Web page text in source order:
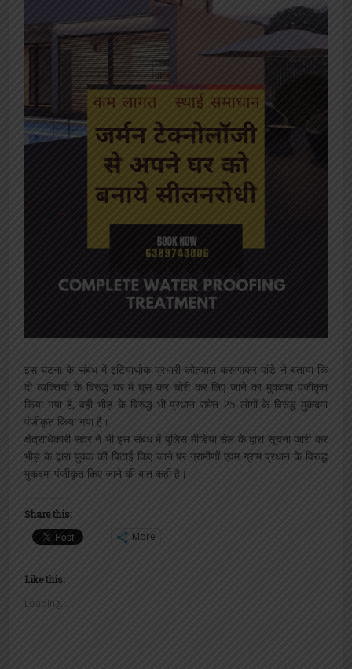
इस घटना के संबंध में इटियाथोक प्रभारी कोतवाल करुणाकर पांडे ने बताया कि
दो व्यक्तियों के विरुद्ध घर में घुस कर चोरी कर लिए जाने का मुकदमा पंजीकृत
किया गया है, वही भीड़ के विरुद्ध भी प्रधान समेत 25 लोगों के विरुद्ध मुकदमा
पंजीकृत किया गया है।
क्षेत्राधिकारी सदर ने भी इस संबंध में पुलिस मीडिया सेल के द्वारा सूचना जारी कर
भीड़ के द्वारा युवक की पिटाई किए जाने पर ग्रामीणों एवम ग्राम प्रधान के विरुद्ध
मुकदमा पंजीकृत किए जाने की बात कही है।
Share this:
More
Like this:
Loading...